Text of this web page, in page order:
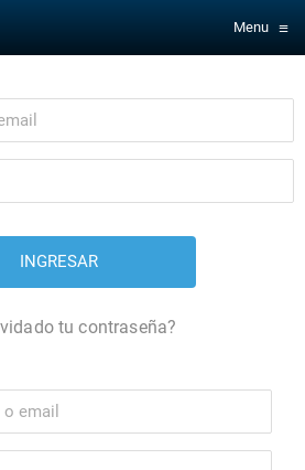
Menu ≡
tu contraseña?